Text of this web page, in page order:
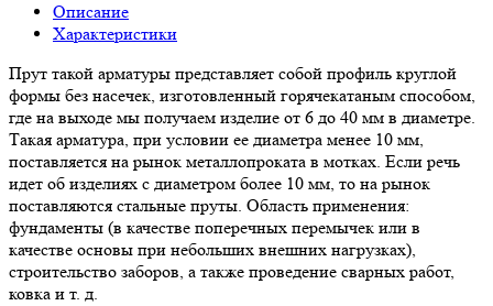
Описание
Характеристики
Прут такой арматуры представляет собой профиль круглой
формы без насечек, изготовленный горячекатаным способом,
где на выходе мы получаем изделие от 6 до 40 мм в диаметре.
Такая арматура, при условии ее диаметра менее 10 мм,
поставляется на рынок металлопроката в мотках. Если речь
идет об изделиях с диаметром более 10 мм, то на рынок
поставляются стальные пруты. Область применения:
фундаменты (в качестве поперечных перемычек или в
качестве основы при небольших внешних нагрузках),
строительство заборов, а также проведение сварных работ,
ковка и т. д.